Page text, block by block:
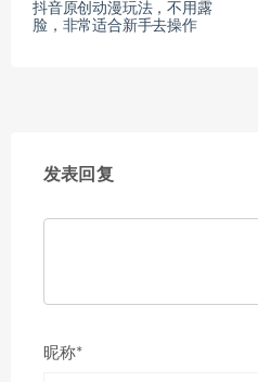
抖音原创动漫玩法，不用露
脸，非常适合新手去操作
发表回复
昵称*